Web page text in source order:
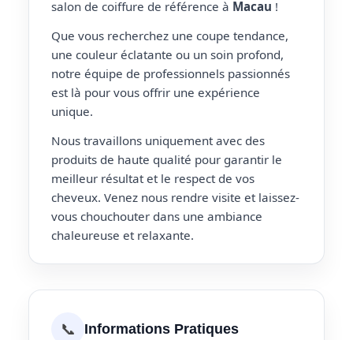
salon de coiffure de référence à Macau !
Que vous recherchez une coupe tendance,
une couleur éclatante ou un soin profond,
notre équipe de professionnels passionnés
est là pour vous offrir une expérience
unique.
Nous travaillons uniquement avec des
produits de haute qualité pour garantir le
meilleur résultat et le respect de vos
cheveux. Venez nous rendre visite et laissez-
vous chouchouter dans une ambiance
chaleureuse et relaxante.
📞 Informations Pratiques